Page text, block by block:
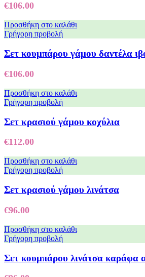
€106.00
Προσθήκη στο καλάθι
Γρήγορη προβολή
Σετ κουμπάρου γάμου δαντέλα
€106.00
Προσθήκη στο καλάθι
Γρήγορη προβολή
Σετ κρασιού γάμου κοχύλια
€112.00
Προσθήκη στο καλάθι
Γρήγορη προβολή
Σετ κρασιού γάμου λινάτσα
€96.00
Προσθήκη στο καλάθι
Γρήγορη προβολή
Σετ κουμπάρου λινάτσα καράφα